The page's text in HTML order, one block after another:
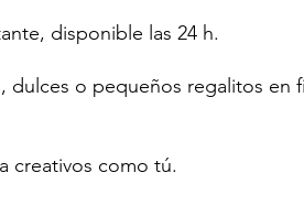
disponible las 24 h.
dulces o pequeños regalitos en
creativos como tú.